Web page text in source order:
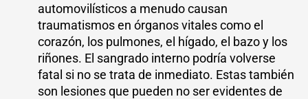
automovilísticos a menudo causan
traumatismos en órganos vitales como el
corazón, los pulmones, el hígado, el bazo y los
riñones. El sangrado interno podría volverse
fatal si no se trata de inmediato. Estas también
son lesiones que pueden no ser evidentes de